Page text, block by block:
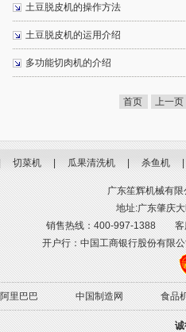
土豆脱皮机的操作方法
土豆脱皮机的运用介绍
多功能切肉机的介绍
首页 上一页
切菜机 瓜果清洗机 杀鱼机
广东笙辉机械有
地址:广东肇庆
销售热线：400-997-1388 客
开户行：中国工商银行股份有
阿里巴巴 中国制造网 食品